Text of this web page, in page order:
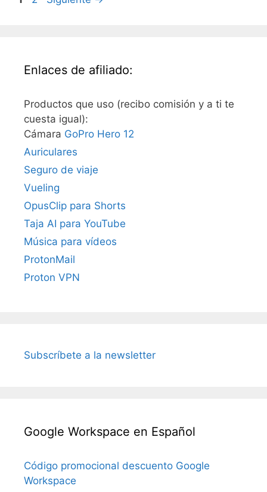
Enlaces de afiliado:
Productos que uso (recibo comisión y a ti te
cuesta igual):
Cámara GoPro Hero 12
Auriculares
Seguro de viaje
Vueling
OpusClip para Shorts
Taja AI para YouTube
Música para vídeos
ProtonMail
Proton VPN
Subscríbete a la newsletter
Google Workspace en Español
Código promocional descuento Google
Workspace